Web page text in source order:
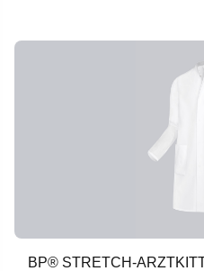
BP® STRETCH-